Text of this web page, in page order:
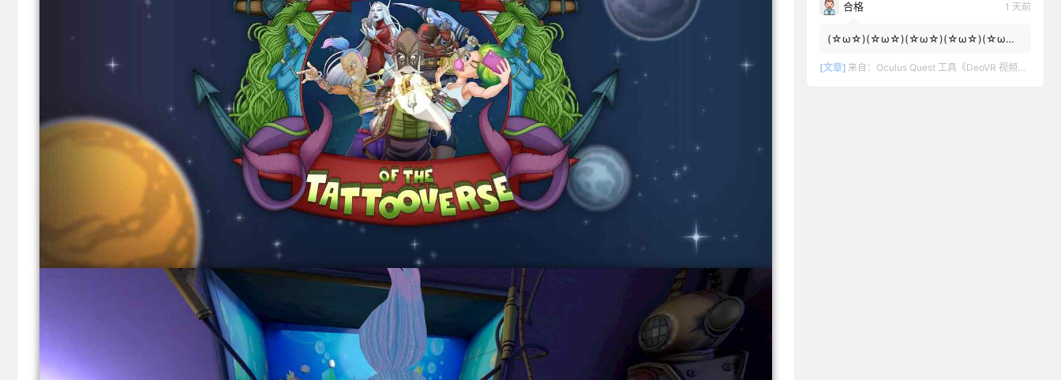
合格 1 天前
(☆ω☆)(☆ω☆)(☆ω☆)(☆ω☆)(☆ω☆)
[文章] 来自： Oculus Quest 工具《DeoVR 视频播放器汉化中文版》DeoVR Quest